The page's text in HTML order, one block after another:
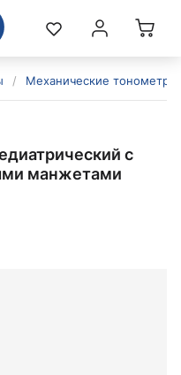
/ Механические тонометры
с
манжетами